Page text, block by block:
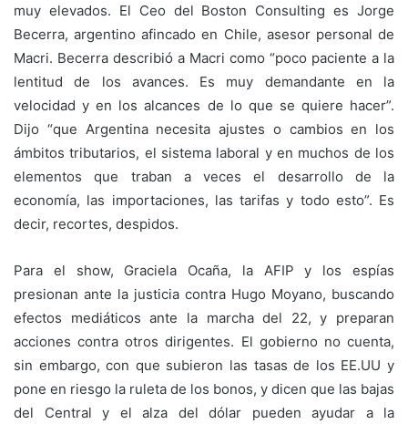
muy elevados. El Ceo del Boston Consulting es Jorge
Becerra, argentino afincado en Chile, asesor personal de
Macri. Becerra describió a Macri como “poco paciente a la
lentitud de los avances. Es muy demandante en la
velocidad y en los alcances de lo que se quiere hacer”.
Dijo “que Argentina necesita ajustes o cambios en los
ámbitos tributarios, el sistema laboral y en muchos de los
elementos que traban a veces el desarrollo de la
economía, las importaciones, las tarifas y todo esto”. Es
decir, recortes, despidos.
Para el show, Graciela Ocaña, la AFIP y los espías
presionan ante la justicia contra Hugo Moyano, buscando
efectos mediáticos ante la marcha del 22, y preparan
acciones contra otros dirigentes. El gobierno no cuenta,
sin embargo, con que subieron las tasas de los EE.UU y
pone en riesgo la ruleta de los bonos, y dicen que las bajas
del Central y el alza del dólar pueden ayudar a la